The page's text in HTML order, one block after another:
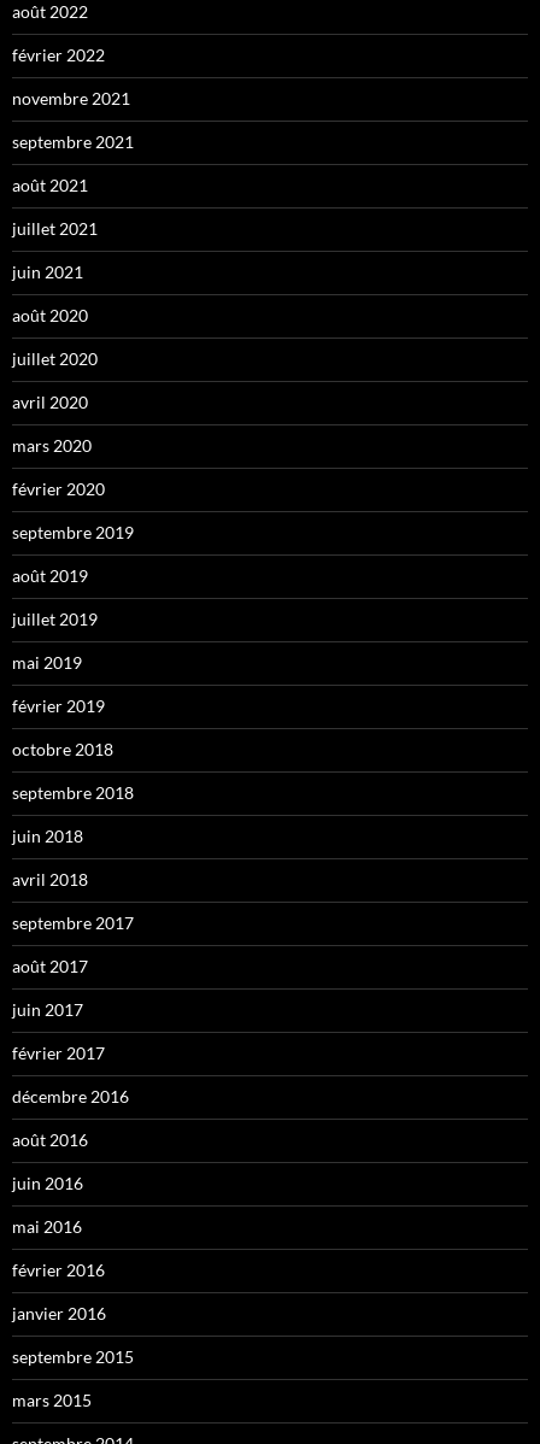
août 2022
février 2022
novembre 2021
septembre 2021
août 2021
juillet 2021
juin 2021
août 2020
juillet 2020
avril 2020
mars 2020
février 2020
septembre 2019
août 2019
juillet 2019
mai 2019
février 2019
octobre 2018
septembre 2018
juin 2018
avril 2018
septembre 2017
août 2017
juin 2017
février 2017
décembre 2016
août 2016
juin 2016
mai 2016
février 2016
janvier 2016
septembre 2015
mars 2015